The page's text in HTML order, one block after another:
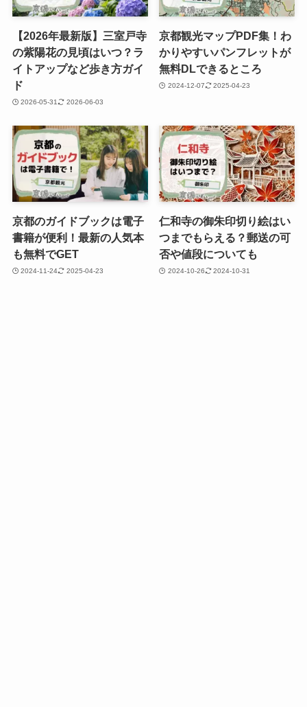
【2026年最新版】三室戸寺
の紫陽花の見頃はいつ？ラ
イトアップなど歩き方ガイ
ド
2026-05-31 2026-06-03
京都観光マップPDF集！わ
かりやすいパンフレットが
無料DLできるところ
2024-12-07 2025-04-23
京都のガイドブックは電子
書籍が便利！最新の人気本
も無料でGET
2024-11-24 2025-04-23
仁和寺の御朱印切り絵はい
つまでもらえる？郵送の可
否や値段についても
2024-10-26 2024-10-31